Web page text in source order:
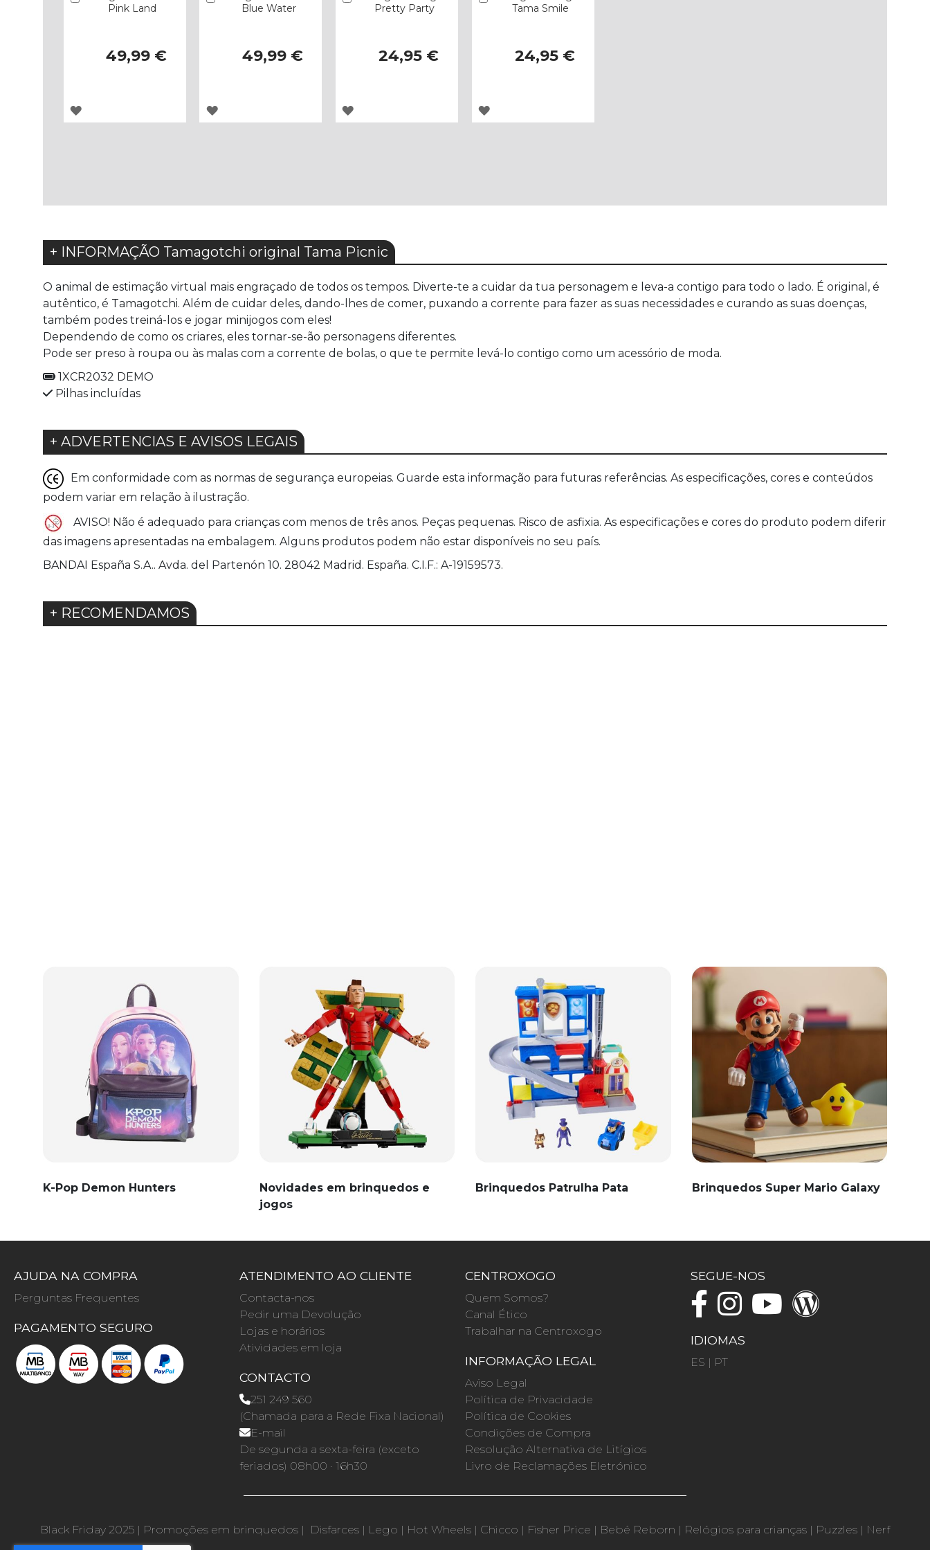
Pink Land
49,99 €
ADICIONAR
DESEJOS
Blue Water
49,99 €
ADICIONAR
DESEJOS
Pretty Party
24,95 €
ADICIONAR
DESEJOS
Tama Smile
24,95 €
ADICIONAR
DESEJOS
+ INFORMAÇÃO Tamagotchi original Tama Picnic
O animal de estimação virtual mais engraçado de todos os tempos. Diverte-te a cuidar da tua personagem e leva-a contigo para todo o lado. É original, é
autêntico, é Tamagotchi. Além de cuidar deles, dando-lhes de comer, puxando a corrente para fazer as suas necessidades e curando as suas doenças,
também podes treiná-los e jogar minijogos com eles!
Dependendo de como os criares, eles tornar-se-ão personagens diferentes.
Pode ser preso à roupa ou às malas com a corrente de bolas, o que te permite levá-lo contigo como um acessório de moda.
1XCR2032 DEMO
Pilhas incluídas
+ ADVERTENCIAS E AVISOS LEGAIS
Em conformidade com as normas de segurança europeias. Guarde esta informação para futuras referências. As especificações, cores e conteúdos
podem variar em relação à ilustração.
AVISO! Não é adequado para crianças com menos de três anos. Peças pequenas. Risco de asfixia. As especificações e cores do produto podem diferir
das imagens apresentadas na embalagem. Alguns produtos podem não estar disponíveis no seu país.
BANDAI España S.A.. Avda. del Partenón 10. 28042 Madrid. España. C.I.F.: A-19159573.
+ RECOMENDAMOS
K-Pop Demon Hunters
Novidades em brinquedos e
jogos
Brinquedos Patrulha Pata Brinquedos Super Mario Galaxy
AJUDA NA COMPRA
Perguntas Frequentes
PAGAMENTO SEGURO
ATENDIMENTO AO CLIENTE
Contacta-nos
Pedir uma Devolução
Lojas e horários
Atividades em loja
CONTACTO
251 249 560
(Chamada para a Rede Fixa Nacional)
E-mail
De segunda a sexta-feira (exceto
feriados) 08h00 · 16h30
CENTROXOGO
Quem Somos?
Canal Ético
Trabalhar na Centroxogo
INFORMAÇÃO LEGAL
Aviso Legal
Política de Privacidade
Política de Cookies
Condições de Compra
Resolução Alternativa de Litígios
Livro de Reclamações Eletrónico
SEGUE-NOS
IDIOMAS
ES | PT
Black Friday 2025 | Promoções em brinquedos | Disfarces | Lego | Hot Wheels | Chicco | Fisher Price | Bebé Reborn | Relógios para crianças | Puzzles | Nerf